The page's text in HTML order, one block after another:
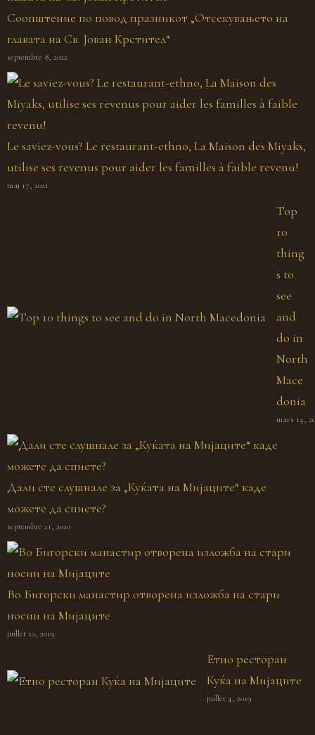
Соопштение по повод празникот „Отсекувањето на
главата на Св. Јован Крстител“
septembre 8, 2022
Le saviez-vous? Le restaurant-ethno, La Maison des Miyaks,
utilise ses revenus pour aider les familles à faible revenu!
mai 17, 2021
Top
10
thing
s to
see
and
do in
North
Mace
donia
mars 14,
Дали сте слушнале за „Куќата на Мијаците“ каде
можете да спиете?
septembre 21, 2020
Во Бигорски манастир отворена изложба на стари
носии на Мијаците
juillet 10, 2019
Етно ресторан
Куќа на Мијаците
juillet 4, 2019